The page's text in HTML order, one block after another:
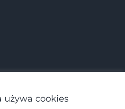
używa cookies